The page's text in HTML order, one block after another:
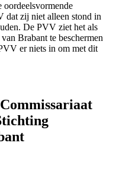
dat zij niet alleen stond in
De PVV ziet het als
Brabant te beschermen
er niets in om met dit